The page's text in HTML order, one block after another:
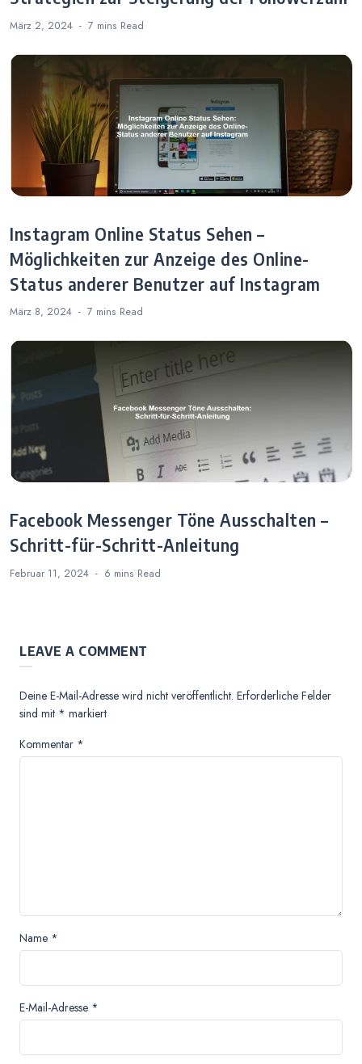
März 2, 2024 7 mins Read
Instagram Online Status Sehen –
Möglichkeiten zur Anzeige des Online-
Status anderer Benutzer auf Instagram
März 8, 2024 7 mins Read
Facebook Messenger Töne Ausschalten –
Schritt-für-Schritt-Anleitung
Februar 11, 2024 6 mins Read
LEAVE A COMMENT
Deine E-Mail-Adresse wird nicht veröffentlicht. Erforderliche Felder
sind mit * markiert
Kommentar *
Name *
E-Mail-Adresse *